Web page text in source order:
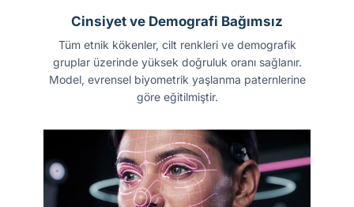
Cinsiyet ve Demografi Bağımsız
Tüm etnik kökenler, cilt renkleri ve demografik
gruplar üzerinde yüksek doğruluk oranı sağlanır.
Model, evrensel biyometrik yaşlanma paternlerine
göre eğitilmiştir.